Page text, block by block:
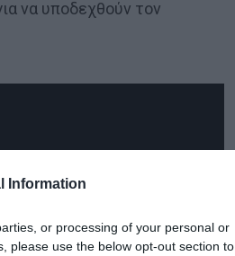
Information
or processing of your personal or
please use the below opt-out section to
να υποδεχθούν τον